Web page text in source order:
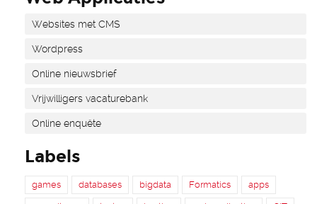
Websites met CMS
Wordpress
Online nieuwsbrief
Vrijwilligers vacaturebank
Online enquête
Labels
games databases bigdata Formatics apps